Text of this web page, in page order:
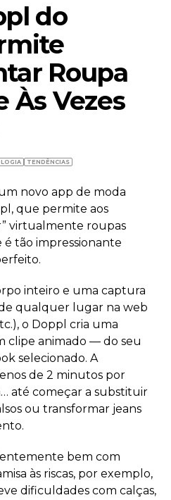
do
Roupa
Às Vezes
TENDÊNCIAS
novo app de moda
que permite aos
virtualmente roupas
tão impressionante
inteiro e uma captura
qualquer lugar na web
o Doppl cria uma
clipe animado — do seu
selecionado. A
de 2 minutos por
até começar a substituir
ou transformar jeans
bem com
às riscas, por exemplo,
dificuldades com calças,